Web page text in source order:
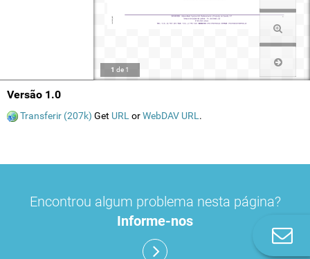
1 de 1
Versão 1.0
Transferir (207k) Get URL orWebDAV URL .
Encontrou algum problema nesta página?
Informe-nos